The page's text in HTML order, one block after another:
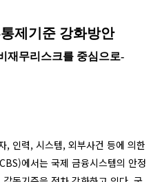
제기준 강화방안
재무리스크를 중심으로-
, 인력, 시스템, 외부사건 등에 의한
에서는 국제 금융시스템의 안정